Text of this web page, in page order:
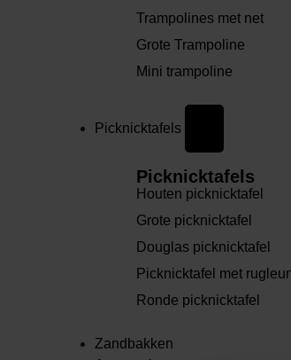
Trampolines met net
Grote Trampoline
Mini trampoline
Picknicktafels
Picknicktafels
Houten picknicktafel
Grote picknicktafel
Douglas picknicktafel
Picknicktafel met
Ronde picknicktafel
Zandbakken